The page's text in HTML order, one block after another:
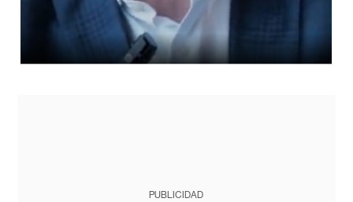
PUBLICIDAD